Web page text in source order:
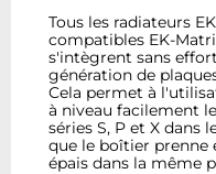
Tous les radiateurs
compatibles EK-
s'intègrent sans
génération de
Cela permet à
à niveau facilement
séries S, P et X
que le boîtier prenne
épais dans la même